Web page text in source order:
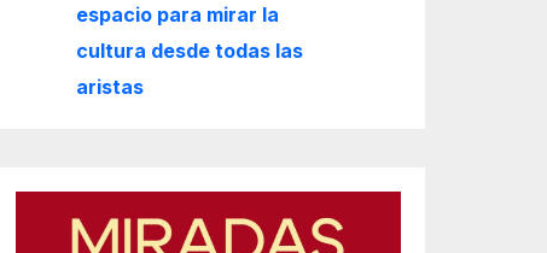
espacio para mirar la
cultura desde todas las
aristas